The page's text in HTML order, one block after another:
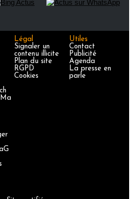
Légal
Signaler un
contenu illicite
Plan du site
RGPD
Cookies
Utiles
Contact
Publicité
Agenda
La presse en
parle